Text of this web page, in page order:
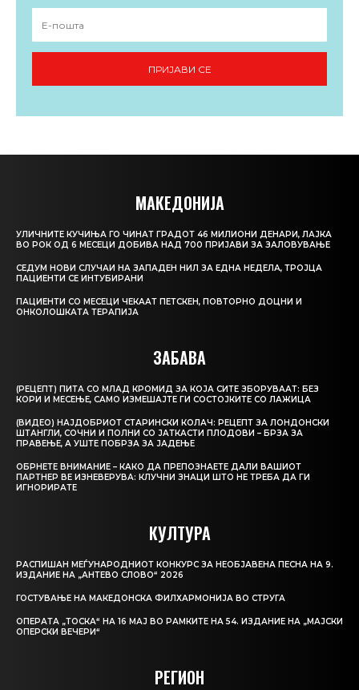
ПРИЈАВИ СЕ
МАКЕДОНИЈА
УЛИЧНИТЕ КУЧИЊА ГО ЧИНАТ ГРАДОТ 46 МИЛИОНИ ДЕНАРИ, ЛАЈКА
ВО РОК ОД 6 МЕСЕЦИ ДОБИВА НАД 700 ПРИЈАВИ ЗА ЗАЛОВУВАЊЕ
СЕДУМ НОВИ СЛУЧАИ НА ЗАПАДЕН НИЛ ЗА ЕДНА НЕДЕЛА, ТРОЈЦА
ПАЦИЕНТИ СЕ ИНТУБИРАНИ
ПАЦИЕНТИ СО МЕСЕЦИ ЧЕКААТ ПЕТСКЕН, ПОВТОРНО ДОЦНИ И
ОНКОЛОШКАТА ТЕРАПИЈА
ЗАБАВА
(РЕЦЕПТ) ПИТА СО МЛАД КРОМИД ЗА КОЈА СИТЕ ЗБОРУВААТ: БЕЗ
КОРИ И МЕСЕЊЕ, САМО ИЗМЕШАЈТЕ ГИ СОСТОЈКИТЕ СО ЛАЖИЦА
(ВИДЕО) НАЈДОБРИОТ СТАРИНСКИ КОЛАЧ: РЕЦЕПТ ЗА ЛОНДОНСКИ
ШТАНГЛИ, СОЧНИ И ПОЛНИ СО ЈАТКАСТИ ПЛОДОВИ – БРЗА ЗА
ПРАВЕЊЕ, А УШТЕ ПОБРЗА ЗА ЈАДЕЊЕ
ОБРНЕТЕ ВНИМАНИЕ – КАКО ДА ПРЕПОЗНАЕТЕ ДАЛИ ВАШИОТ
ПАРТНЕР ВЕ ИЗНЕВЕРУВА: КЛУЧНИ ЗНАЦИ ШТО НЕ ТРЕБА ДА ГИ
ИГНОРИРАТЕ
КУЛТУРА
РАСПИШАН МЕЃУНАРОДНИОТ КОНКУРС ЗА НЕОБЈАВЕНА ПЕСНА НА 9.
ИЗДАНИЕ НА „АНТЕВО СЛОВО“ 2026
ГОСТУВАЊЕ НА МАКЕДОНСКА ФИЛХАРМОНИЈА ВО СТРУГА
ОПЕРАТА „ТОСКА“ НА 16 МАЈ ВО РАМКИТЕ НА 54. ИЗДАНИЕ НА „МАЈСКИ
ОПЕРСКИ ВЕЧЕРИ“
РЕГИОН